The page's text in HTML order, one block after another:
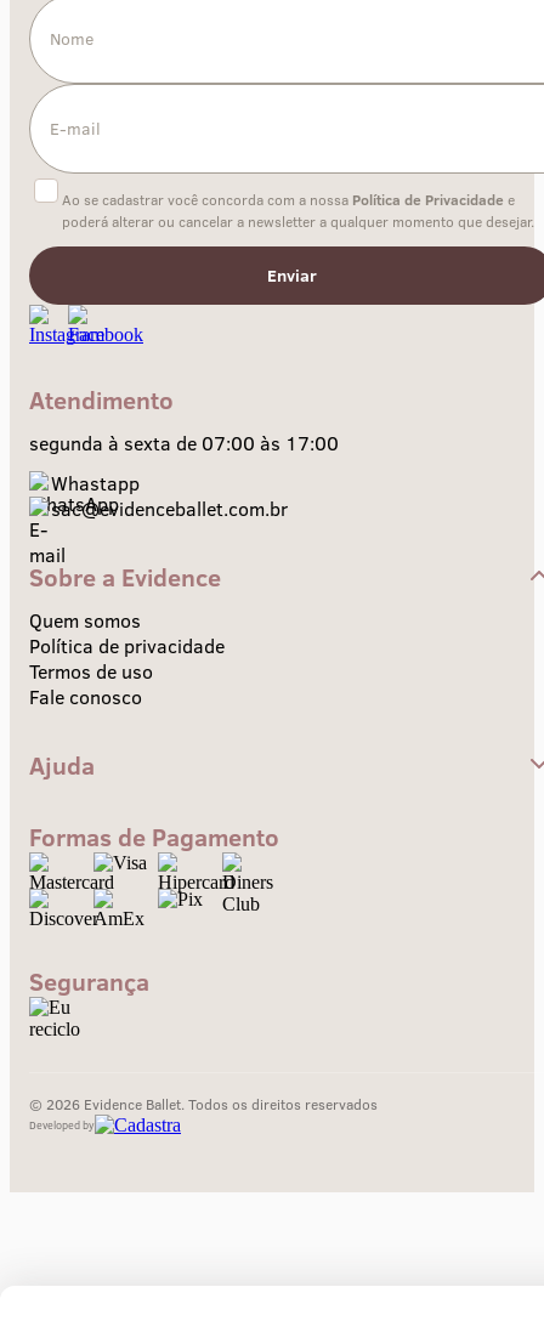
Ao se cadastrar você concorda com a nossa Política de Privacidade e
poderá alterar ou cancelar a newsletter a qualquer momento que desejar.
Enviar
Atendimento
segunda à sexta de 07:00 às 17:00
Whastapp
sac@evidenceballet.com.br
Sobre a Evidence
Quem somos
Política de privacidade
Termos de uso
Fale conosco
Ajuda
Troca e devolução
Pagamento
Formas de Pagamento
Segurança
© 2026 Evidence Ballet. Todos os direitos reservados
Developed by